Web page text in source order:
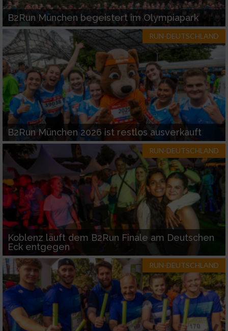
B2Run München begeistert im Olympiapark
RUN-DEUTSCHLAND
B2Run München 2026 ist restlos ausverkauft
RUN-DEUTSCHLAND
Koblenz läuft dem B2Run Finale am Deutschen
Eck entgegen
RUN-DEUTSCHLAND